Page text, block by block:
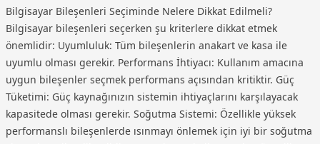
Bilgisayar Bileşenleri Seçiminde Nelere Dikkat Edilmeli?
Bilgisayar bileşenleri seçerken şu kriterlere dikkat etmek
önemlidir: Uyumluluk: Tüm bileşenlerin anakart ve kasa ile
uyumlu olması gerekir. Performans İhtiyacı: Kullanım amacına
uygun bileşenler seçmek performans açısından kritiktir. Güç
Tüketimi: Güç kaynağınızın sistemin ihtiyaçlarını karşılayacak
kapasitede olması gerekir. Soğutma Sistemi: Özellikle yüksek
performanslı bileşenlerde ısınmayı önlemek için iyi bir soğutma